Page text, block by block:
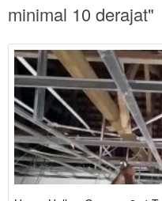
minimal 10 derajat"